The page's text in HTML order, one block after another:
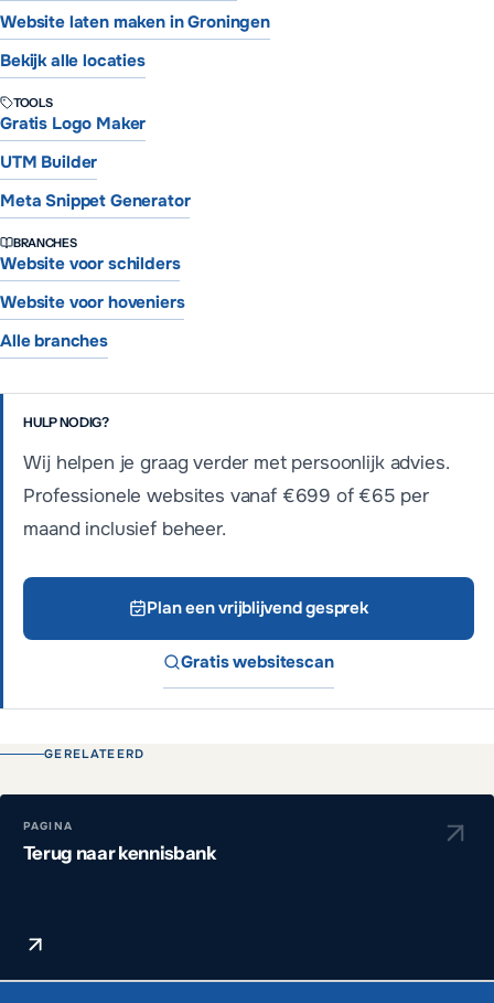
Website laten maken in Groningen
Bekijk alle locaties
TOOLS
Gratis Logo Maker
UTM Builder
Meta Snippet Generator
BRANCHES
Website voor schilders
Website voor hoveniers
Alle branches
HULP NODIG?
Wij helpen je graag verder met persoonlijk advies.
Professionele websites vanaf €699 of €65 per
maand inclusief beheer.
Plan een vrijblijvend gesprek
Gratis websitescan
GERELATEERD
PAGINA
Terug naar kennisbank